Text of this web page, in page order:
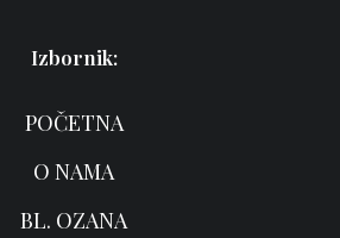
Izbornik:
POČETNA
O NAMA
BL. OZANA